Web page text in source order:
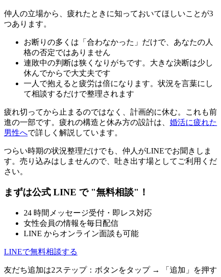
仲人の立場から、疲れたときに知っておいてほしいことが3
つあります。
お断りの多くは「合わなかった」だけで、あなたの人
格の否定ではありません
連敗中の判断は狭くなりがちです。大きな決断は少し
休んでからで大丈夫です
一人で抱えると疲労は倍になります。状況を言葉にし
て相談するだけで整理されます
疲れ切ってから止まるのではなく、計画的に休む。これも前
進の一部です。疲れの構造と休み方の設計は、 婚活に疲れた
男性へで詳しく解説しています。
つらい時期の状況整理だけでも、仲人がLINEでお聞きしま
す。売り込みはしませんので、吐き出す場としてご利用くだ
さい。
まずは公式 LINE で "無料相談"！
24 時間メッセージ受付・即レス対応
女性会員の情報を毎日配信
LINE からオンライン面談も可能
LINEで無料相談する
友だち追加は2ステップ：ボタンをタップ → 「追加」を押す